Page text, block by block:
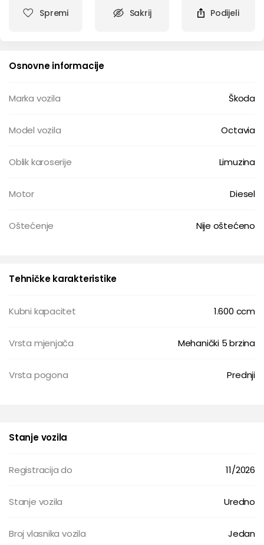
Spremi Sakrij Podijeli
Osnovne informacije
Marka vozila Škoda
Model vozila Octavia
Oblik karoserije Limuzina
Motor Diesel
Oštećenje Nije oštećeno
Tehničke karakteristike
Kubni kapacitet 1.600 ccm
Vrsta mjenjača Mehanički 5 brzina
Vrsta pogona Prednji
Stanje vozila
Registracija do 11/2026
Stanje vozila Uredno
Broj vlasnika vozila Jedan